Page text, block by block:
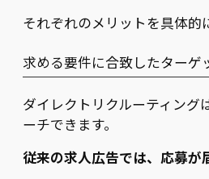
それぞれのメリットを具体的
求める要件に合致したター
ダイレクトリクルーティン
ーチできます。
従来の求人広告では、応募が